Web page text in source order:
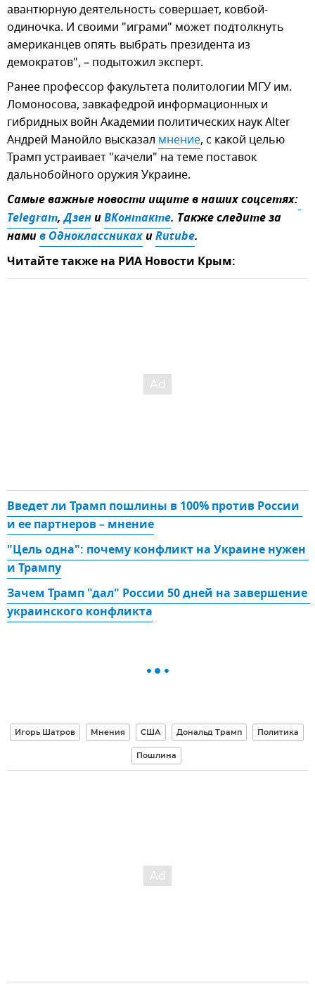
авантюрную деятельность совершает, ковбой-
одиночка. И своими "играми" может подтолкнуть
американцев опять выбрать президента из
демократов", – подытожил эксперт.
Ранее профессор факультета политологии МГУ им.
Ломоносова, завкафедрой информационных и
гибридных войн Академии политических наук Alter
Андрей Манойло высказал мнение, с какой целью
Трамп устраивает "качели" на теме поставок
дальнобойного оружия Украине.
Самые важные новости ищите в наших соцсетях:
Telegram,ДзениВКонтакте. Также следите за
намив ОдноклассникахиRutube.
Читайте также на РИА Новости Крым:
Введет ли Трамп пошлины в 100% против России
и ее партнеров – мнение
"Цель одна": почему конфликт на Украине нужен
и Трампу
Зачем Трамп "дал" России 50 дней на завершение
украинского конфликта
Игорь Шатров Мнения США Дональд Трамп Политика
Пошлина